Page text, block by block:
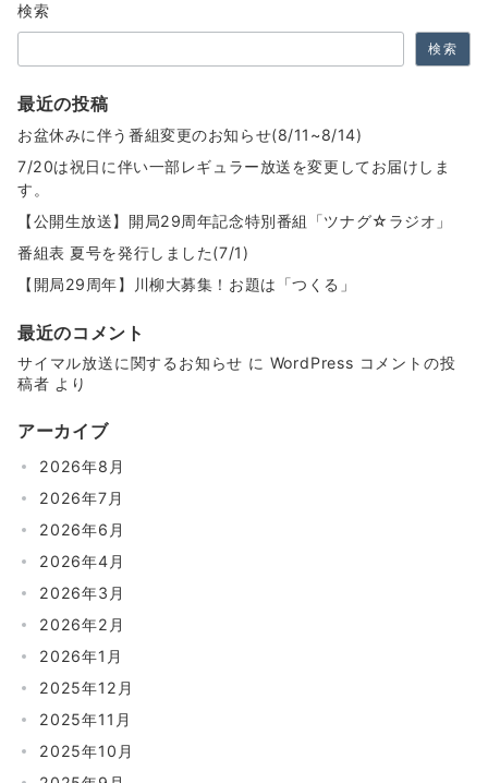
ペ
ー
ジ
送
り
検索
検索
最近の投稿
お盆休みに伴う番組変更のお知らせ(8/11~8/14)
7/20は祝日に伴い一部レギュラー放送を変更してお届けしま
す。
【公開生放送】開局29周年記念特別番組「ツナグ☆ラジオ」
番組表 夏号を発行しました(7/1)
【開局29周年】川柳大募集！お題は「つくる」
最近のコメント
サイマル放送に関するお知らせ に WordPress コメントの投
稿者 より
アーカイブ
2026年8月
2026年7月
2026年6月
2026年4月
2026年3月
2026年2月
2026年1月
2025年12月
2025年11月
2025年10月